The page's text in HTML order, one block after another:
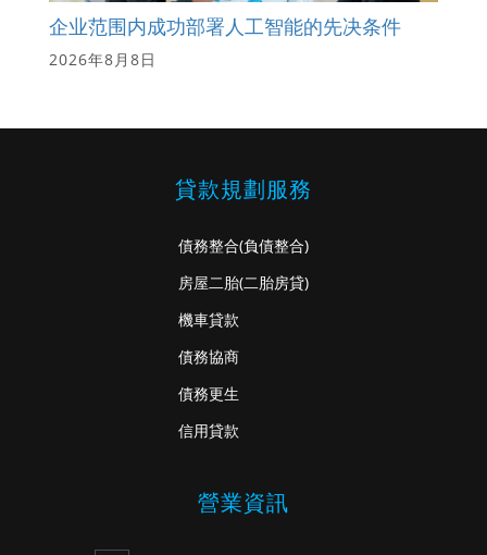
企业范围内成功部署人工智能的先决条件
2026年8月8日
貸款規劃服務
債務整合(負債整合)
房屋二胎(二胎房貸)
機車貸款
債務協商
債務更生
信用貸款
營業資訊